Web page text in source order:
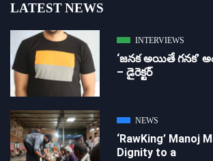
LATEST NEWS
INTERVIEWS
‘జ‌న‌క అయితే గ‌న‌క‌’
– డైరెక్ట‌ర్
NEWS
‘RawKing’ Manoj
Dignity to a